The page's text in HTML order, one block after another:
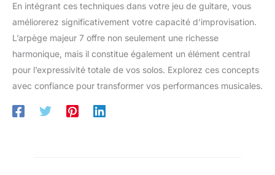
En intégrant ces techniques dans votre jeu de guitare, vous
améliorerez significativement votre capacité d’improvisation.
L’arpège majeur 7 offre non seulement une richesse
harmonique, mais il constitue également un élément central
pour l’expressivité totale de vos solos. Explorez ces concepts
avec confiance pour transformer vos performances musicales.